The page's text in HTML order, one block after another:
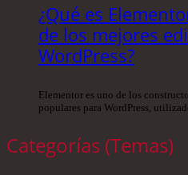
¿Qué es
de los mejores
WordPress?
Elementor es uno de los
populares para WordPress,
Categorías (Temas)